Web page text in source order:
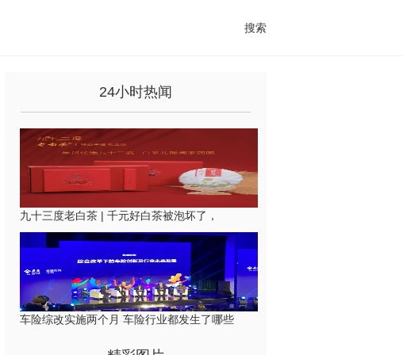
搜索
24小时热闻
九十三度老白茶 | 千元好白茶被泡坏了，
车险综改实施两个月 车险行业都发生了哪些